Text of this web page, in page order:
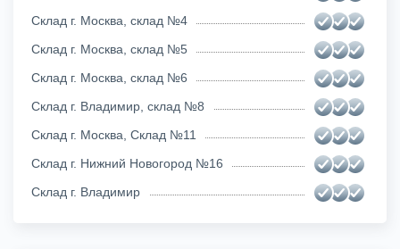
Склад г. Москва, склад №4
Склад г. Москва, склад №5
Склад г. Москва, склад №6
Склад г. Владимир, склад №8
Склад г. Москва, Склад №11
Склад г. Нижний Новогород №16
Склад г. Владимир